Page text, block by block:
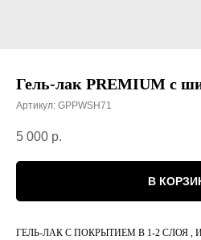
Гель-лак PREMIUM с
Артикул: GPPWSH71
5 000 р.
В
ГЕЛЬ-ЛАК С ПОКРЫТИЕМ В 1-2 СЛОЯ